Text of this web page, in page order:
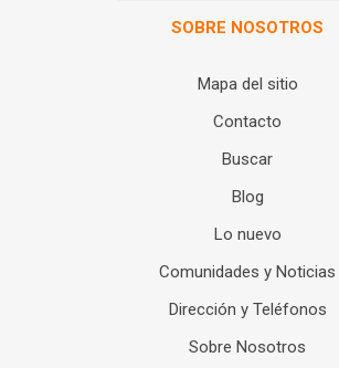
SOBRE NOSOTROS
Mapa del sitio
Contacto
Buscar
Blog
Lo nuevo
Comunidades y Noticias
Dirección y Teléfonos
Sobre Nosotros